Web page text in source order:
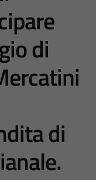
di
di